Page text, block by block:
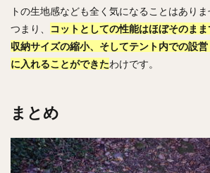
トの生地感なども全く気になることはありま
つまり、
コットとしての性能はほぼそのま
収納サイズの縮小、そしてテント内での設
に入れることができたわけです。
まとめ